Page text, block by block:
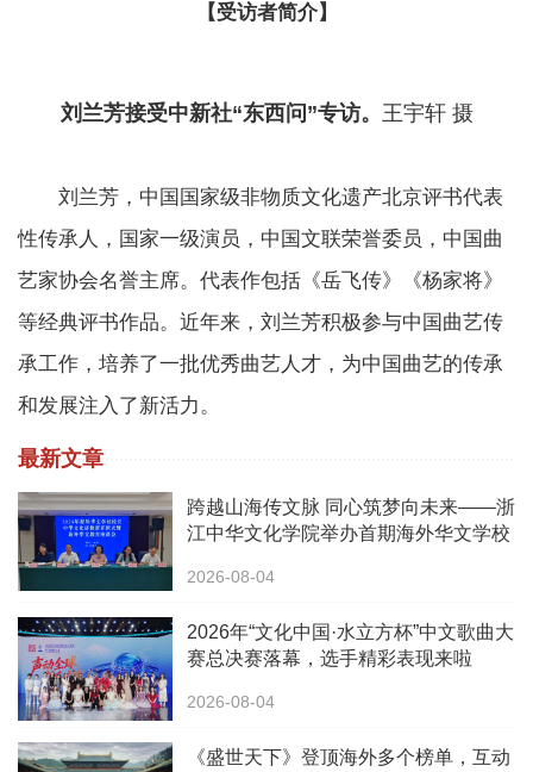
【受访者简介】
刘兰芳接受中新社“东西问”专访。 王宇轩 摄
刘兰芳，中国国家级非物质文化遗产北京评书代表
性传承人，国家一级演员，中国文联荣誉委员，中国曲
艺家协会名誉主席。代表作包括《岳飞传》《杨家将》
等经典评书作品。近年来，刘兰芳积极参与中国曲艺传
承工作，培养了一批优秀曲艺人才，为中国曲艺的传承
和发展注入了新活力。
最新文章
跨越山海传文脉 同心筑梦向未来——浙
江中华文化学院举办首期海外华文学校
2026-08-04
2026年“文化中国·水立方杯”中文歌曲大
赛总决赛落幕，选手精彩表现来啦
2026-08-04
《盛世天下》登顶海外多个榜单，互动